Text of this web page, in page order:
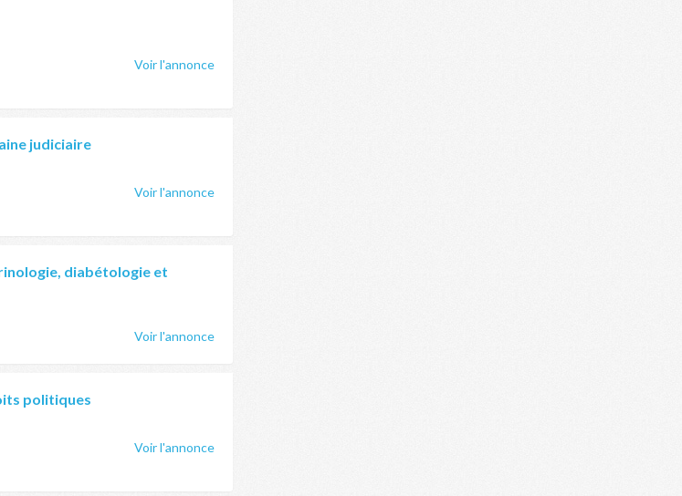
Voir l'annonce
judiciaire
Voir l'annonce
diabétologie et
Voir l'annonce
politiques
Voir l'annonce